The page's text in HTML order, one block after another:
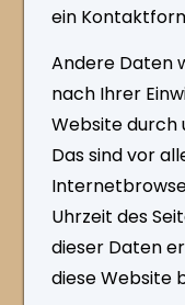
ein
Andere Daten
nach Ihrer
Website durch
Das sind vor
Uhrzeit des
dieser Daten
diese Website